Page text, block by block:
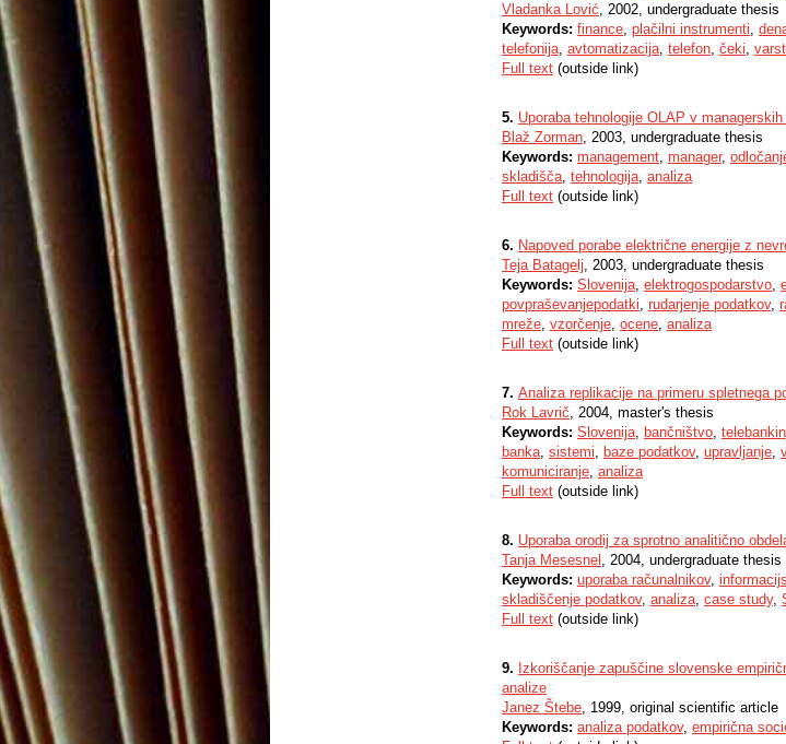
Vladanka Lović, 2002, undergraduate thesis
Keywords: finance, plačilni instrumenti,
telefonija, avtomatizacija, telefon, čeki,
Full text (outside link)
5. Uporaba tehnologije OLAP v
Blaž Zorman, 2003, undergraduate thesis
Keywords: management, manager,
skladišča, tehnologija, analiza
Full text (outside link)
6. Napoved porabe električne energije z
Teja Batagelj, 2003, undergraduate thesis
Keywords: Slovenija, elektrogospodarstvo,
povpraševanjepodatki, rudarjenje podatkov,
mreže, vzorčenje, ocene, analiza
Full text (outside link)
7. Analiza replikacije na primeru spletnega
Rok Lavrič, 2004, master's thesis
Keywords: Slovenija, bančništvo,
banka, sistemi, baze podatkov, upravljanje,
komuniciranje, analiza
Full text (outside link)
8. Uporaba orodij za sprotno analitično
Tanja Mesesnel , 2004, undergraduate thesis
Keywords: uporaba računalnikov,
skladiščenje podatkov, analiza, case study,
Full text (outside link)
9. Izkoriščanje zapuščine slovenske
analize
Janez Štebe, 1999, original scientific article
Keywords: analiza podatkov, empirična